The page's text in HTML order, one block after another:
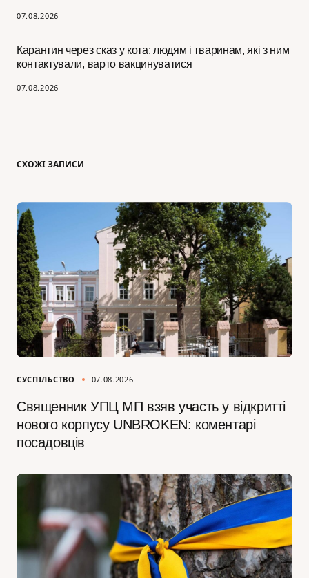
07.08.2026
Карантин через сказ у кота: людям і тваринам, які з ним
контактували, варто вакцинуватися
07.08.2026
СХОЖІ ЗАПИСИ
СУСПІЛЬСТВО 07.08.2026
Священник УПЦ МП взяв участь у відкритті
нового корпусу UNBROKEN: коментарі
посадовців